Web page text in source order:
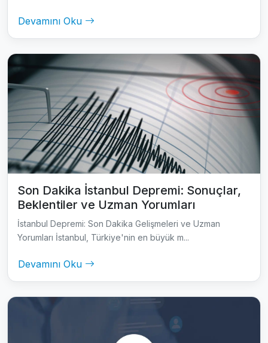
Devamını Oku
Son Dakika İstanbul Depremi: Sonuçlar,
Beklentiler ve Uzman Yorumları
İstanbul Depremi: Son Dakika Gelişmeleri ve Uzman
Yorumları İstanbul, Türkiye'nin en büyük m...
Devamını Oku